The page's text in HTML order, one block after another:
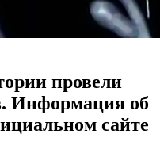
провели
Информация об
сайте